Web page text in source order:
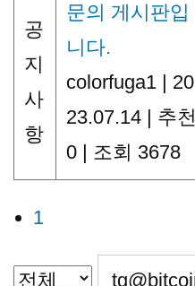
공
지
사
항
문의 게시판입
니다.
colorfuga1 | 20
23.07.14 | 추천
0 | 조회 3678
1